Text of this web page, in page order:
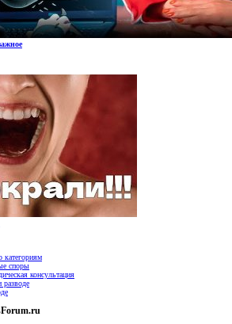
категориям
споры
консультация
разводе